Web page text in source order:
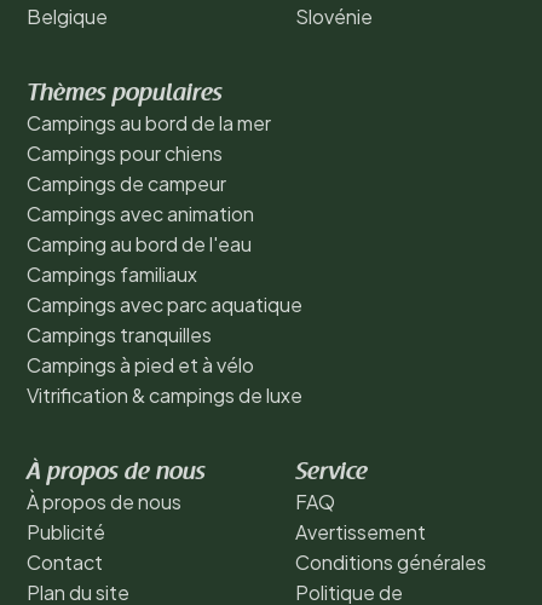
Belgique
Slovénie
Thèmes populaires
Campings au bord de la mer
Campings pour chiens
Campings de campeur
Campings avec animation
Camping au bord de l'eau
Campings familiaux
Campings avec parc aquatique
Campings tranquilles
Campings à pied et à vélo
Vitrification & campings de luxe
À propos de nous
À propos de nous
Publicité
Contact
Plan du site
Service
FAQ
Avertissement
Conditions générales
Politique de